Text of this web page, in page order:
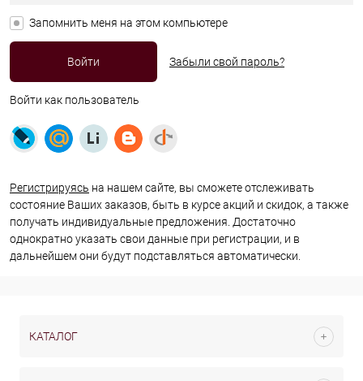
Запомнить меня на этом компьютере
Забыли свой пароль?
Войти как пользователь
Регистрируясь на нашем сайте, вы сможете отслеживать
состояние Ваших заказов, быть в курсе акций и скидок, а также
получать индивидуальные предложения. Достаточно
однократно указать свои данные при регистрации, и в
дальнейшем они будут подставляться автоматически.
КАТАЛОГ